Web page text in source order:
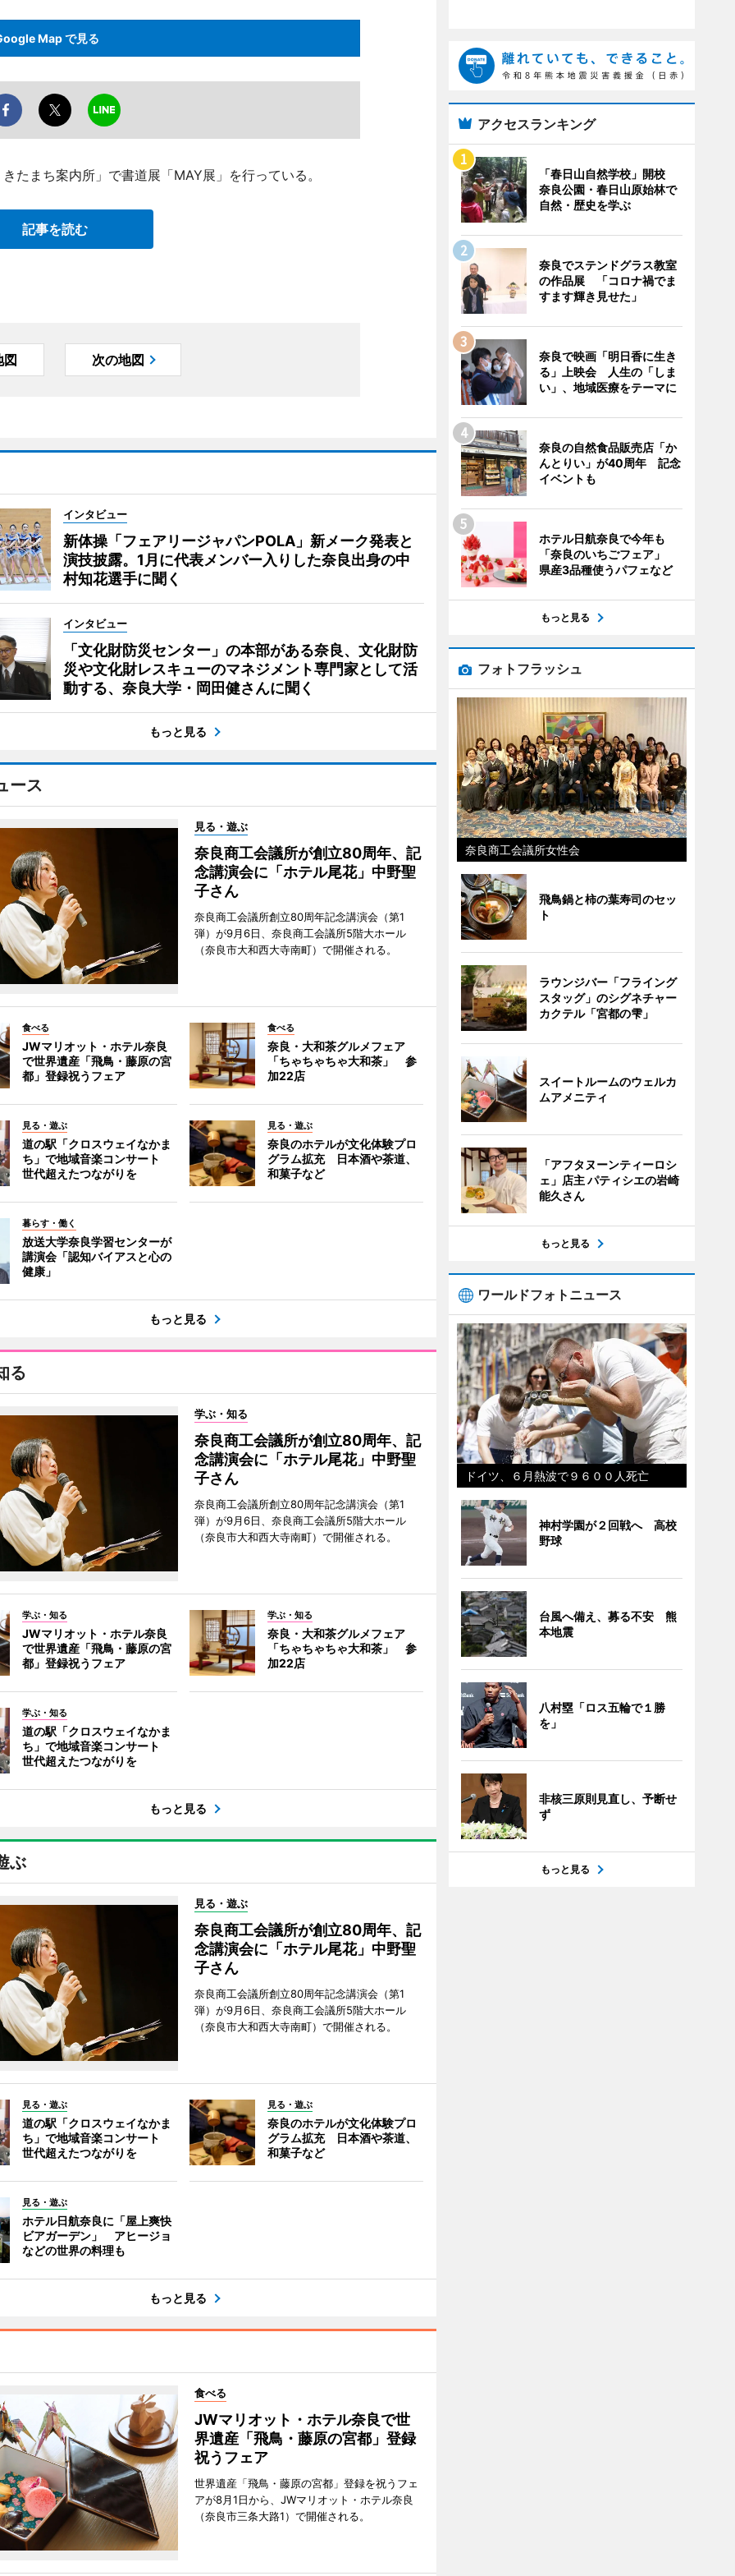
Map で見る
たまち案内所」で書道展「MAY展」を行っている。
記事を読む
図 次の地図
インタビュー
新体操「フェアリージャパンPOLA」新メーク発表と
演技披露。1月に代表メンバー入りした奈良出身の中
村知花選手に聞く
インタビュー
「文化財防災センター」の本部がある奈良、文化財防
災や文化財レスキューのマネジメント専門家として活
動する、奈良大学・岡田健さんに聞く
もっと見る
ース
見る・遊ぶ
奈良商工会議所が創立80周年、記
念講演会に「ホテル尾花」中野聖
子さん
奈良商工会議所創立80周年記念講演会（第1
弾）が9月6日、奈良商工会議所5階大ホール
（奈良市大和西大寺南町）で開催される。
食べる
JWマリオット・ホテル奈良
で世界遺産「飛鳥・藤原の宮
都」登録祝うフェア
食べる
奈良・大和茶グルメフェア
「ちゃちゃちゃ大和茶」 参
加22店
見る・遊ぶ
道の駅「クロスウェイなかま
ち」で地域音楽コンサート
世代超えたつながりを
見る・遊ぶ
奈良のホテルが文化体験プロ
グラム拡充 日本酒や茶道、
和菓子など
暮らす・働く
放送大学奈良学習センターが
講演会「認知バイアスと心の
健康」
もっと見る
る
学ぶ・知る
奈良商工会議所が創立80周年、記
念講演会に「ホテル尾花」中野聖
子さん
奈良商工会議所創立80周年記念講演会（第1
弾）が9月6日、奈良商工会議所5階大ホール
（奈良市大和西大寺南町）で開催される。
学ぶ・知る
JWマリオット・ホテル奈良
で世界遺産「飛鳥・藤原の宮
都」登録祝うフェア
学ぶ・知る
奈良・大和茶グルメフェア
「ちゃちゃちゃ大和茶」 参
加22店
学ぶ・知る
道の駅「クロスウェイなかま
ち」で地域音楽コンサート
世代超えたつながりを
もっと見る
ぶ
見る・遊ぶ
奈良商工会議所が創立80周年、記
念講演会に「ホテル尾花」中野聖
子さん
奈良商工会議所創立80周年記念講演会（第1
弾）が9月6日、奈良商工会議所5階大ホール
（奈良市大和西大寺南町）で開催される。
見る・遊ぶ
道の駅「クロスウェイなかま
ち」で地域音楽コンサート
世代超えたつながりを
見る・遊ぶ
奈良のホテルが文化体験プロ
グラム拡充 日本酒や茶道、
和菓子など
見る・遊ぶ
ホテル日航奈良に「屋上爽快
ビアガーデン」 アヒージョ
などの世界の料理も
もっと見る
食べる
JWマリオット・ホテル奈良で世
界遺産「飛鳥・藤原の宮都」登録
祝うフェア
世界遺産「飛鳥・藤原の宮都」登録を祝うフェ
アが8月1日から、JWマリオット・ホテル奈良
（奈良市三条大路1）で開催される。
アクセスランキング
「春日山自然学校」開校
奈良公園・春日山原始林で
自然・歴史を学ぶ
奈良でステンドグラス教室
の作品展 「コロナ禍でま
すます輝き見せた」
奈良で映画「明日香に生き
る」上映会 人生の「しま
い」、地域医療をテーマに
奈良の自然食品販売店「か
んとりい」が40周年 記念
イベントも
ホテル日航奈良で今年も
「奈良のいちごフェア」
県産3品種使うパフェなど
もっと見る
フォトフラッシュ
奈良商工会議所女性会
飛鳥鍋と柿の葉寿司のセッ
ト
ラウンジバー「フライング
スタッグ」のシグネチャー
カクテル「宮都の雫」
スイートルームのウェルカ
ムアメニティ
「アフタヌーンティーロシ
ェ」店主 パティシエの岩崎
能久さん
もっと見る
ワールドフォトニュース
ドイツ、６月熱波で９６００人死亡
神村学園が２回戦へ 高校
野球
台風へ備え、募る不安 熊
本地震
八村塁「ロス五輪で１勝
を」
非核三原則見直し、予断せ
ず
もっと見る